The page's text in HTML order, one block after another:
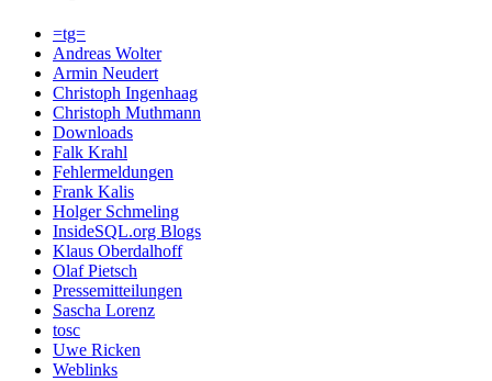
=tg=
Andreas Wolter
Armin Neudert
Christoph Ingenhaag
Christoph Muthmann
Downloads
Falk Krahl
Fehlermeldungen
Frank Kalis
Holger Schmeling
InsideSQL.org Blogs
Klaus Oberdalhoff
Olaf Pietsch
Pressemitteilungen
Sascha Lorenz
tosc
Uwe Ricken
Weblinks